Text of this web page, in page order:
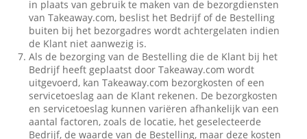
in plaats van gebruik te maken van de bezorgdiensten
van Takeaway.com, beslist het Bedrijf of de Bestelling
buiten bij het bezorgadres wordt achtergelaten indien
de Klant niet aanwezig is.
Als de bezorging van de Bestelling die de Klant bij het
Bedrijf heeft geplaatst door Takeaway.com wordt
uitgevoerd, kan Takeaway.com bezorgkosten of een
servicetoeslag aan de Klant rekenen. De bezorgkosten
en servicetoeslag kunnen variëren afhankelijk van een
aantal factoren, zoals de locatie, het geselecteerde
Bedrijf, de waarde van de Bestelling, maar deze kosten